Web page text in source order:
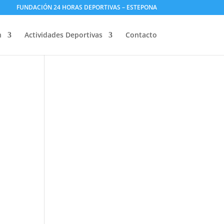
FUNDACIÓN 24 HORAS DEPORTIVAS – ESTEPONA
Actividades Deportivas Contacto